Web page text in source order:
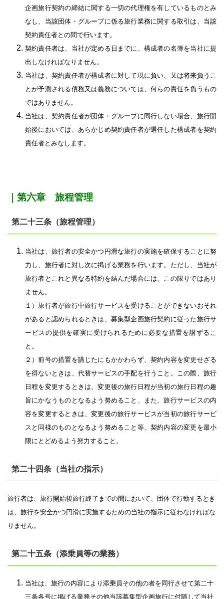
企画旅行契約の締結に関する一切の代理権を有しているものとみ
なし、当該団体・グループに係る旅行業務に関する取引は、当該
契約責任者との間で行います。
契約責任者は、当社が定める日までに、構成者の名簿を当社に提
出しなければなりません。
当社は、契約責任者が構成者に対して現に負い、又は将来負うこ
とが予測される債務又は義務については、何らの責任を負うもの
ではありません。
当社は、契約責任者が団体・グループに同行しない場合、旅行開
始後においては、あらかじめ契約責任者が選任した構成者を契約
責任者とみなします。
｜第六章 旅程管理
第二十三条（旅程管理）
当社は、旅行者の安全かつ円滑な旅行の実施を確保することに努
力し、旅行者に対し次に掲げる業務を行います。ただし、当社が
旅行者とこれと異なる特約を結んだ場合には、この限りではあり
ません。
１）旅行者が旅行中旅行サービスを受けることができないおそれ
があると認められるときは、募集型企画旅行契約に従った旅行サ
ービスの提供を確実に受けられるために必要な措置を講ずるこ
と。
２）前号の措置を講じたにもかかわらず、契約内容を変更せざる
を得ないときは、代替サービスの手配を行うこと。この際、旅行
日程を変更するときは、変更後の旅行日程が当初の旅行日程の趣
旨にかなうものとなるよう努めること、また、旅行サービスの内
容を変更するときは、変更後の旅行サービスが当初の旅行サービ
スと同様のものとなるよう努めること等、契約内容の変更を最小
限にとどめるよう努力すること。
第二十四条（当社の指示）
旅行者は、旅行開始後旅行終了までの間において、団体で行動するとき
は、旅行を安全かつ円滑に実施するための当社の指示に従わなければな
りません。
第二十五条（添乗員等の業務）
当社は、旅行の内容により添乗員その他の者を同行させて第二十
三条各号に掲げる業務その他当該募集型企画旅行に付随して当社